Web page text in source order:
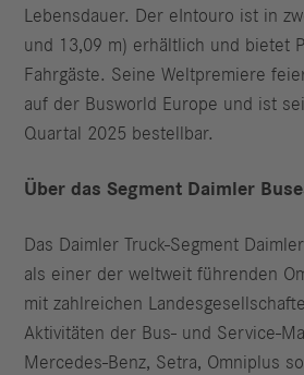
Lebensdauer. Der eIntouro ist in
und 13,09 m) erhältlich und bietet
Fahrgäste. Seine Weltpremiere
auf der Busworld Europe und ist
Quartal 2025 bestellbar.
Über das Segment Daimler
Das Daimler Truck-Segment
als einer der weltweit führenden
mit zahlreichen
Aktivitäten der Bus- und Service-
Mercedes‑Benz, Setra, Omniplus